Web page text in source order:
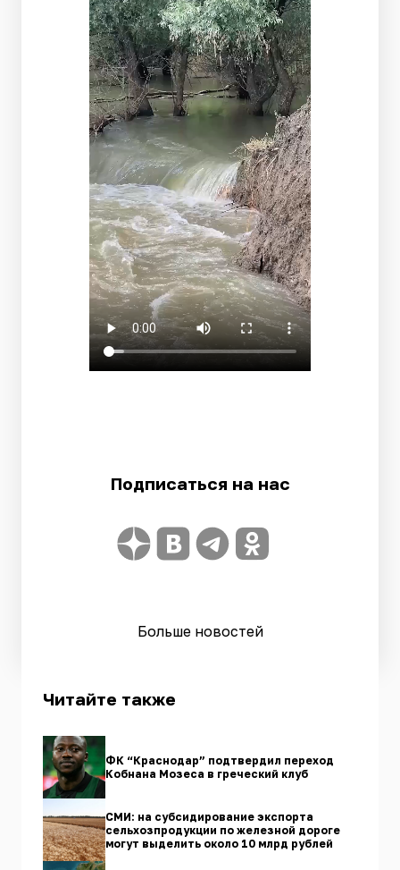
Подписаться на нас
Больше новостей
Читайте также
ФК “Краснодар” подтвердил переход
Кобнана Мозеса в греческий клуб
СМИ: на субсидирование экспорта
сельхозпродукции по железной дороге
могут выделить около 10 млрд рублей